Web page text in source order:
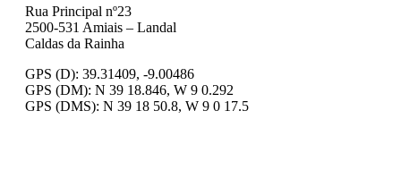
Rua Principal nº23
2500-531 Amiais – Landal
Caldas da Rainha
GPS (D): 39.31409, -9.00486
GPS (DM): N 39 18.846, W 9 0.292
GPS (DMS): N 39 18 50.8, W 9 0 17.5